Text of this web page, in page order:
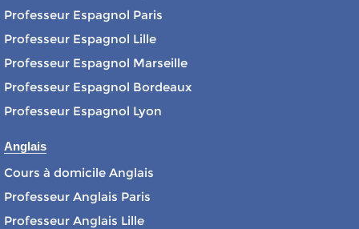
Professeur Espagnol Paris
Professeur Espagnol Lille
Professeur Espagnol Marseille
Professeur Espagnol Bordeaux
Professeur Espagnol Lyon
Anglais
Cours à domicile Anglais
Professeur Anglais Paris
Professeur Anglais Lille